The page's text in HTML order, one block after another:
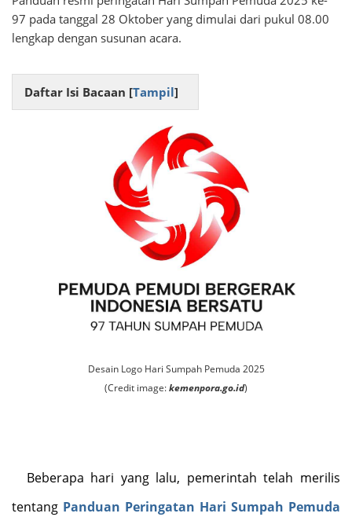
97 pada tanggal 28 Oktober yang dimulai dari pukul 08.00
lengkap dengan susunan acara.
Daftar Isi Bacaan [Tampil]
Desain Logo Hari Sumpah Pemuda 2025
(Credit image:kemenpora.go.id)
Beberapa hari yang lalu, pemerintah telah merilis
tentang Panduan Peringatan Hari Sumpah Pemuda